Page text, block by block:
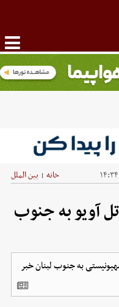
خانه | بین الملل
آویو به جنوب
به جنوب لبنان خبر